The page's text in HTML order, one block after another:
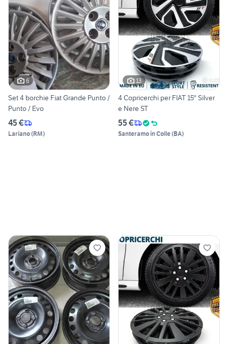
6
Set 4 borchie Fiat Grande Punto /
Punto / Evo
45 €
Lariano(RM)
13
4 Copricerchi per FIAT 15'' Silver
e Nere ST
55 €
Santeramo in Colle(BA)